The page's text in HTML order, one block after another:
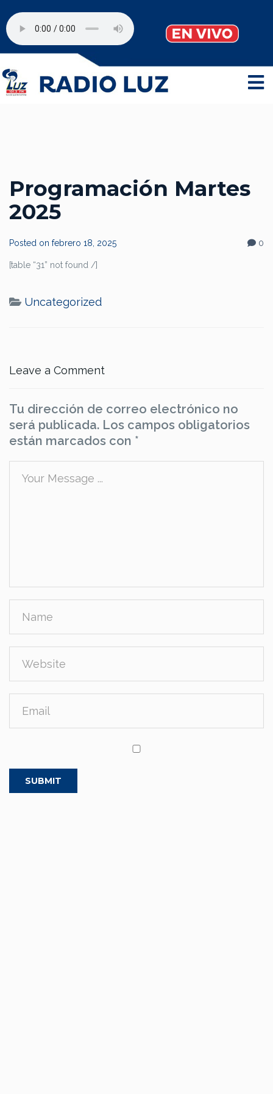
Programación Martes
2025
Posted on febrero 18, 2025 0
[table “31” not found /]
Uncategorized
Leave a Comment
Tu dirección de correo electrónico no
será publicada. Los campos obligatorios
están marcados con *